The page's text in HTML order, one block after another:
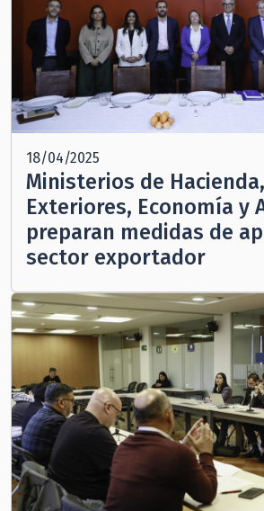
18/04/2025
Ministerios de
Exteriores, Economía y
preparan medidas de
sector exportador